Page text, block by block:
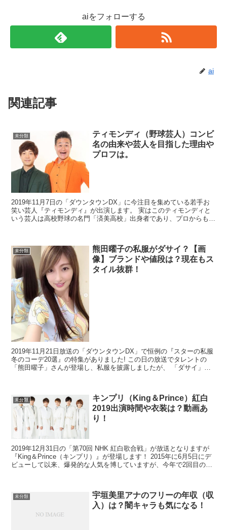
aiをフォローする
ai
関連記事
未分類
ティモンディ（野球芸人）コンビ
名の由来や芸人を目指した理由や
プロフは。
2019年11月7日の「ダウンタウンDX」に今注目を集めている若手お
笑い芸人『ティモンディ』が出演します。 実はこのティモンディと
いう芸人は高校野球の名門「済美高校」出身者であり、プロからもス
未分類
熊田曜子の私服がダサイ？【画
像】ブランドや値段は？現在もス
タイル抜群！
2019年11月21日放送の「ダウンタウンDX」で恒例の『スターの私服
冬のコーデ20選』の特集がありました! この日の放送でタレントの
「熊田曜子」さんが登場し、私服を披露しましたが、 「ダサイ」
未分類
キンプリ（King＆Prince）紅白
2019出演時間や衣装は？動画あ
り！
2019年12月31日の「第70回 NHK 紅白歌合戦」が放送となりますが
『King＆Prince（キンプリ）』が登場します！ 2015年に6月5日にデ
ビューして以来、爆発的な人気を博していますが、今年で2回目の出
未分類
宇垣美里アナのフリーの年収（収
入）は？闇キャラも気になる！